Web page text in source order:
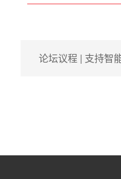
论坛议程 | 支持智